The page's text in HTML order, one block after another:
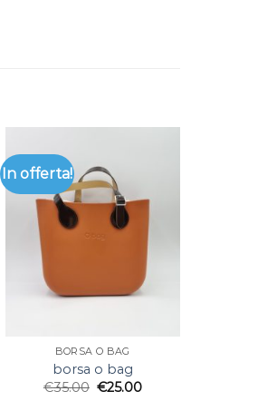
In offerta!
BORSA O BAG
borsa o bag
€35.00 €25.00